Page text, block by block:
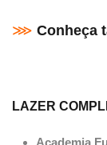
⋙ Conheça
LAZER
Academia